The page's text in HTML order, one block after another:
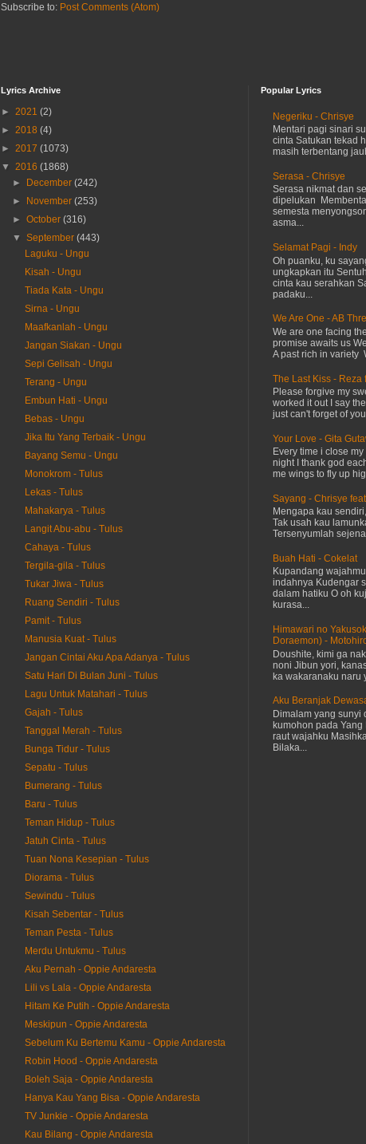
Subscribe to: Post Comments (Atom)
Lyrics Archive
► 2021 (2)
► 2018 (4)
► 2017 (1073)
▼ 2016 (1868)
►
December(242)
►
November(253)
►October(316)
▼September(443)
Laguku - Ungu
Kisah - Ungu
Tiada Kata - Ungu
Sirna - Ungu
Maafkanlah - Ungu
Jangan Siakan - Ungu
Sepi Gelisah - Ungu
Terang - Ungu
Embun Hati - Ungu
Bebas - Ungu
Jika Itu Yang Terbaik - Ungu
Bayang Semu - Ungu
Monokrom - Tulus
Lekas - Tulus
Mahakarya - Tulus
Langit Abu-abu - Tulus
Cahaya - Tulus
Tergila-gila - Tulus
Tukar Jiwa - Tulus
Ruang Sendiri - Tulus
Pamit - Tulus
Manusia Kuat - Tulus
Jangan Cintai Aku Apa Adanya - Tulus
Satu Hari Di Bulan Juni - Tulus
Lagu Untuk Matahari - Tulus
Gajah - Tulus
Tanggal Merah - Tulus
Bunga Tidur - Tulus
Sepatu - Tulus
Bumerang - Tulus
Baru - Tulus
Teman Hidup - Tulus
Jatuh Cinta - Tulus
Tuan Nona Kesepian - Tulus
Diorama - Tulus
Sewindu - Tulus
Kisah Sebentar - Tulus
Teman Pesta - Tulus
Merdu Untukmu - Tulus
Aku Pernah - Oppie Andaresta
Lili vs Lala - Oppie Andaresta
Hitam Ke Putih - Oppie Andaresta
Meskipun - Oppie Andaresta
Sebelum Ku Bertemu Kamu - Oppie Andaresta
Robin Hood - Oppie Andaresta
Boleh Saja - Oppie Andaresta
Hanya Kau Yang Bisa - Oppie Andaresta
TV Junkie - Oppie Andaresta
Kau Bilang - Oppie Andaresta
Popular Lyrics
Negeriku - Chrisye
Mentari pagi sinari
cinta Satukan tekad
masih terbentang
Serasa - Chrisye
Serasa nikmat dan
dipelukan
semesta
asma...
Selamat Pagi - Indy
Oh puanku, ku
ungkapkan itu
cinta kau serahkan
padaku...
We Are One - AB
We are one facing
promise awaits us
A past rich in variety
The Last Kiss - Reza
Please forgive my
worked it out I say
just can't forget of
Your Love - Gita
Every time i close
night I thank god
me wings to fly up
Sayang - Chrisye
Mengapa kau
Tak usah kau
Tersenyumlah
Buah Hati - Cokelat
Kupandang
indahnya Kudengar
dalam hatiku O oh
kurasa...
Himawari no
Doraemon) -
Doushite, kimi ga
noni Jibun yori,
ka wakaranaku naru
Aku Beranjak
Dimalam yang sunyi
kumohon pada
raut wajahku
Bilaka...